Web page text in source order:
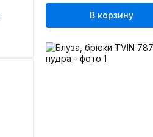
В корзину